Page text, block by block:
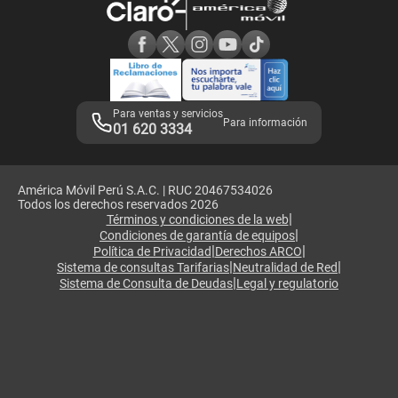
Adquirientes iPhone 6, 6S y SE
Mensaje de Seguridad
Términos y Condiciones de Tienda Claro
Libro de Reclamaciones
Legales de marketplace
Para ventas y servicios
01 620 3334 Para información
América Móvil Perú S.A.C. | RUC 20467534026
Todos los derechos reservados 2026
Términos y condiciones de la web|
Condiciones de garantía de equipos|
Política de Privacidad|Derechos ARCO|
Sistema de consultas Tarifarias|Neutralidad de Red|
Sistema de Consulta de Deudas|Legal y regulatorio